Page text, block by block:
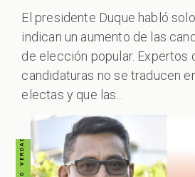
El presidente Duque habló
indican un aumento de las
de elección popular. Expertos
candidaturas no se traducen
electas y que las...